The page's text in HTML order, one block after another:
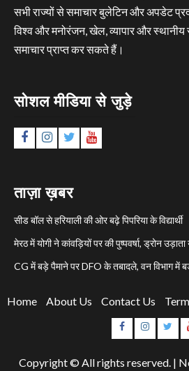
सभी राज्यों से समाचार बुलेटिन और अपडेट
विश्व और मनोरंजन, खेल, व्यापार और स्थानीय
समाचार प्राप्त कर सकते हैं।
सोशल मीडिया से जुड़े
FacebookInstagram
TwitterYouTube
ताज़ा ख़बर
सीड बॉल से हरियाली की ओर बढ़े पिपरिया के विद्यार्थी
मेरठ में योगी ने कांवड़ियों पर की पुष्पवर्षा, ड्रोन
CG में बड़े पैमाने पर DFO के तबादले, वन विभाग में
Home About Us Contact Us
Facebook
Copyright © All rights reserved. |